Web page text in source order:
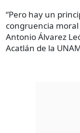
“Pero hay un
congruencia moral
Antonio Álvarez
Acatlán de la